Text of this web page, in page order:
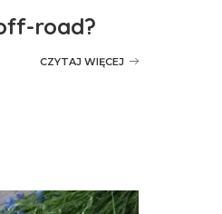
road?
CZYTAJ WIĘCEJ